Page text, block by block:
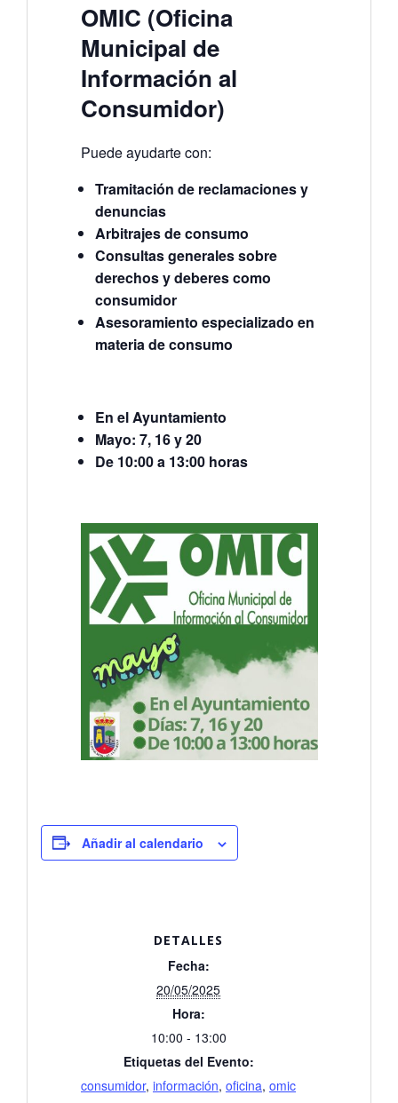
OMIC (Oficina
Municipal de
Información al
Consumidor)
Puede ayudarte con:
Tramitación de reclamaciones y
denuncias
Arbitrajes de consumo
Consultas generales sobre
derechos y deberes como
consumidor
Asesoramiento especializado en
materia de consumo
En el Ayuntamiento
Mayo: 7, 16 y 20
De 10:00 a 13:00 horas
Añadir al calendario
DETALLES
Fecha:
20/05/2025
Hora:
10:00 - 13:00
Etiquetas del Evento:
consumidor, información, oficina, omic